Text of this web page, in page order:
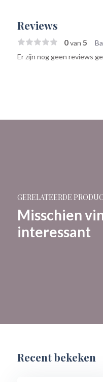
Reviews
0van 5
Er zijn nog geen reviews
GERELATEERDE
Misschien
interessant
Recent bekeken